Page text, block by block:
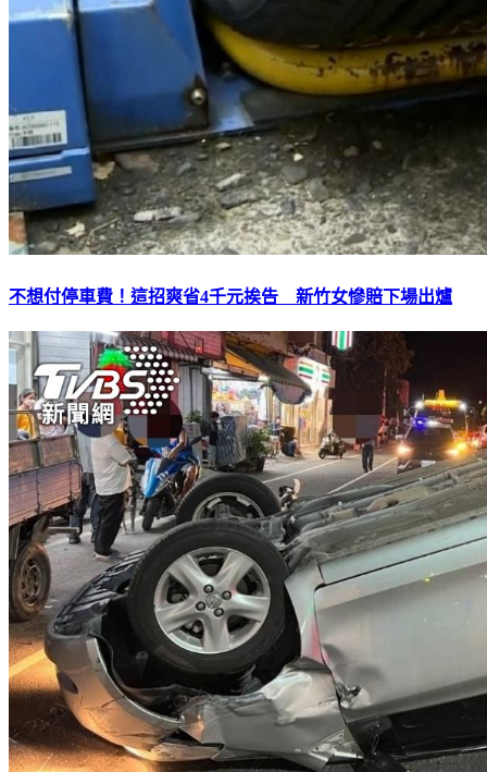
不想付停車費！這招爽省4千元挨告 新竹女慘賠下場出爐